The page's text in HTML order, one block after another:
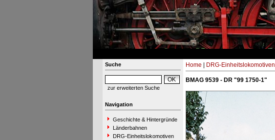
Suche
zur erweiterten Suche
Navigation
Geschichte & Hintergründe
Länderbahnen
DRG-Einheitslokomotiven
Home DRG-Einheitslokomotiven
BMAG 9539 - DR "99 1750-1"